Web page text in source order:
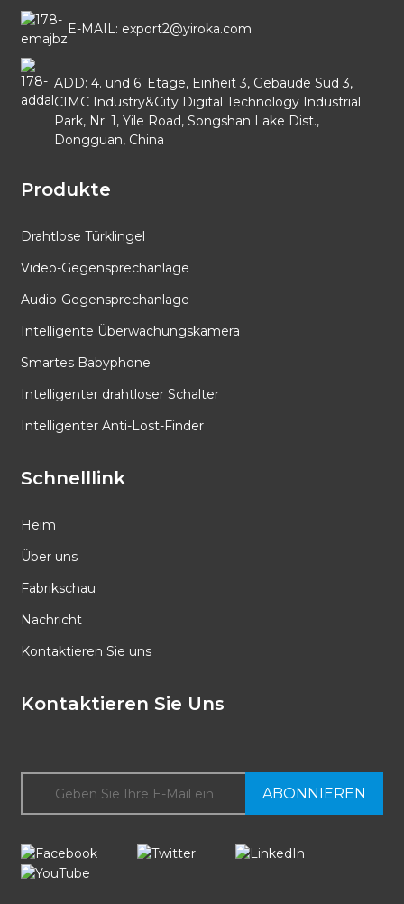
E-MAIL: export2@yiroka.com
ADD: 4. und 6. Etage, Einheit 3, Gebäude Süd 3,
CIMC Industry&City Digital Technology Industrial
Park, Nr. 1, Yile Road, Songshan Lake Dist.,
Dongguan, China
Produkte
Drahtlose Türklingel
Video-Gegensprechanlage
Audio-Gegensprechanlage
Intelligente Überwachungskamera
Smartes Babyphone
Intelligenter drahtloser Schalter
Intelligenter Anti-Lost-Finder
Schnelllink
Heim
Über uns
Fabrikschau
Nachricht
Kontaktieren Sie uns
Kontaktieren Sie Uns
ABONNIEREN